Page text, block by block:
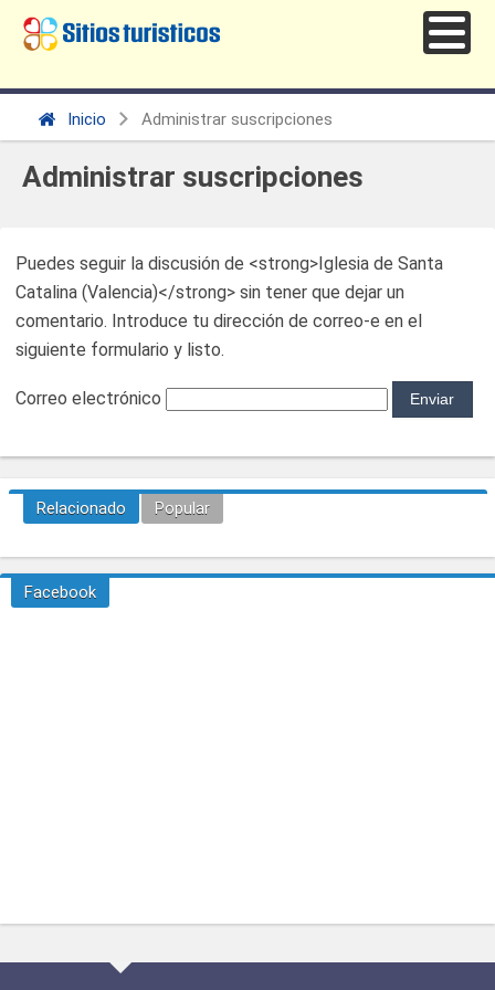
Inicio Administrar suscripciones
Administrar suscripciones
Puedes seguir la discusión de <strong>Iglesia de Santa
Catalina (Valencia)</strong> sin tener que dejar un
comentario. Introduce tu dirección de correo-e en el
siguiente formulario y listo.
Correo electrónico
Relacionado Popular
Facebook